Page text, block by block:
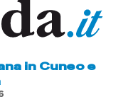
in Cuneo e